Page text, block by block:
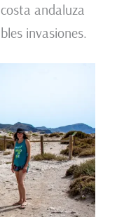
andaluza
invasiones.